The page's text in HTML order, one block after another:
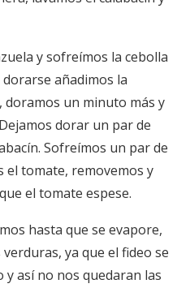
y sofreímos la cebolla
añadimos la
un minuto más y
dorar un par de
Sofreímos un par de
el tomate, removemos y
el tomate espese.
hasta que se evapore,
ya que el fideo se
y así no nos quedaran las